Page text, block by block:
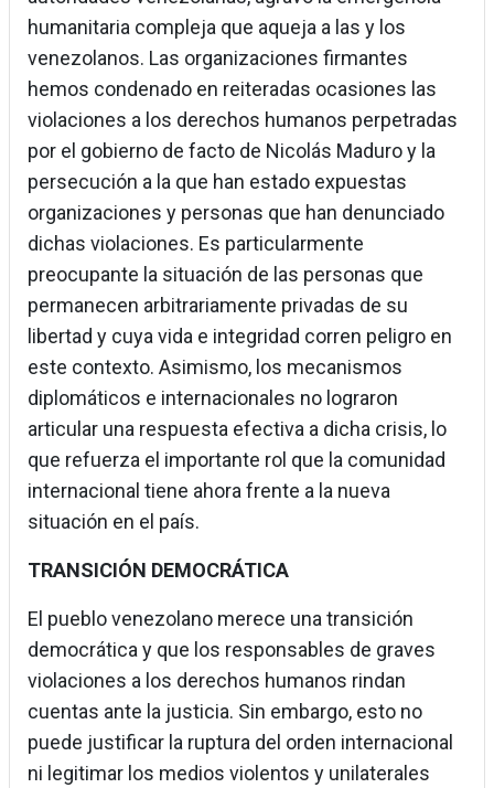
humanitaria compleja que aqueja a las y los
venezolanos. Las organizaciones firmantes
hemos condenado en reiteradas ocasiones las
violaciones a los derechos humanos perpetradas
por el gobierno de facto de Nicolás Maduro y la
persecución a la que han estado expuestas
organizaciones y personas que han denunciado
dichas violaciones. Es particularmente
preocupante la situación de las personas que
permanecen arbitrariamente privadas de su
libertad y cuya vida e integridad corren peligro en
este contexto. Asimismo, los mecanismos
diplomáticos e internacionales no lograron
articular una respuesta efectiva a dicha crisis, lo
que refuerza el importante rol que la comunidad
internacional tiene ahora frente a la nueva
situación en el país.
TRANSICIÓN DEMOCRÁTICA
El pueblo venezolano merece una transición
democrática y que los responsables de graves
violaciones a los derechos humanos rindan
cuentas ante la justicia. Sin embargo, esto no
puede justificar la ruptura del orden internacional
ni legitimar los medios violentos y unilaterales